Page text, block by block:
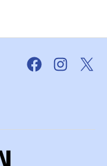
Facebook X